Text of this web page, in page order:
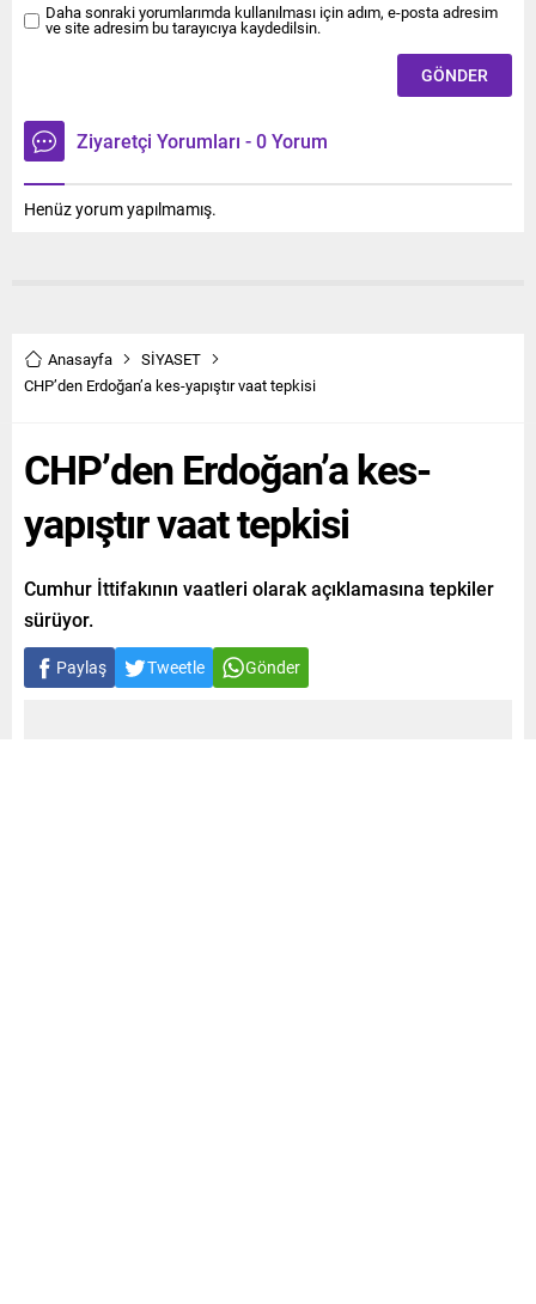
Daha sonraki yorumlarımda kullanılması için adım, e-posta adresim
ve site adresim bu tarayıcıya kaydedilsin.
Ziyaretçi Yorumları - 0 Yorum
Henüz yorum yapılmamış.
Anasayfa
SİYASET
CHP’den Erdoğan’a kes-yapıştır vaat tepkisi
CHP’den Erdoğan’a kes-
yapıştır vaat tepkisi
Cumhur İttifakının vaatleri olarak açıklamasına tepkiler
sürüyor.
Paylaş Tweetle Gönder